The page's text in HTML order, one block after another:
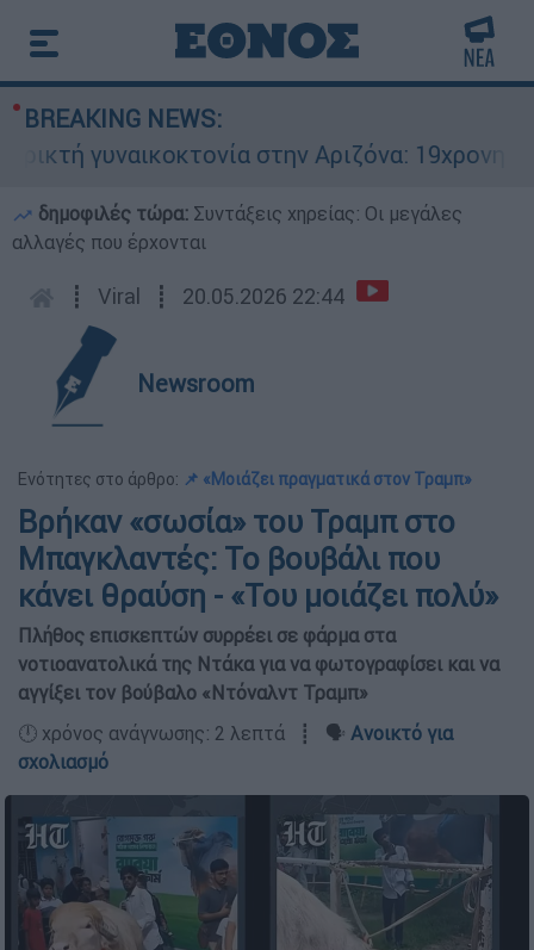
BREAKING NEWS:
γυναικοκτονία στην Αριζόνα: 19χρονη
δημοφιλές τώρα: Συντάξεις χηρείας: Οι μεγάλες
αλλαγές που έρχονται
┋ Viral ┋ 20.05.2026 22:44
Newsroom
Ενότητες στο άρθρο: 📌 «Μοιάζει πραγματικά στον Τραμπ»
Βρήκαν «σωσία» του Τραμπ στο
Μπαγκλαντές: Το βουβάλι που
κάνει θραύση - «Του μοιάζει πολύ»
Πλήθος επισκεπτών συρρέει σε φάρμα στα
νοτιοανατολικά της Ντάκα για να φωτογραφίσει και να
αγγίξει τον βούβαλο «Ντόναλντ Τραμπ»
🕛 χρόνος ανάγνωσης: 2 λεπτά ┋ 🗣️ Ανοικτό για
σχολιασμό